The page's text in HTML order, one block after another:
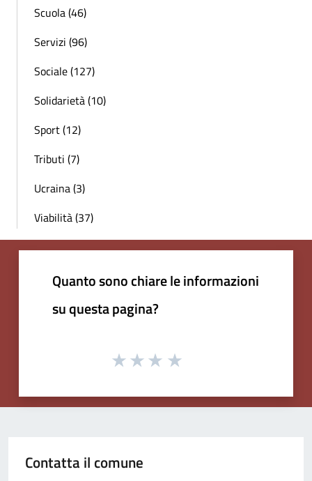
Scuola (46)
Servizi (96)
Sociale (127)
Solidarietà (10)
Sport (12)
Tributi (7)
Ucraina (3)
Viabilità (37)
Quanto sono chiare le informazioni
su questa pagina?
Contatta il comune